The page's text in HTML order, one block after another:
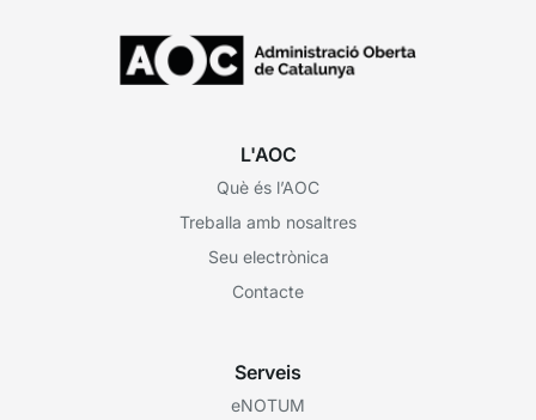
L'AOC
Què és l’AOC
Treballa amb nosaltres
Seu electrònica
Contacte
Serveis
eNOTUM